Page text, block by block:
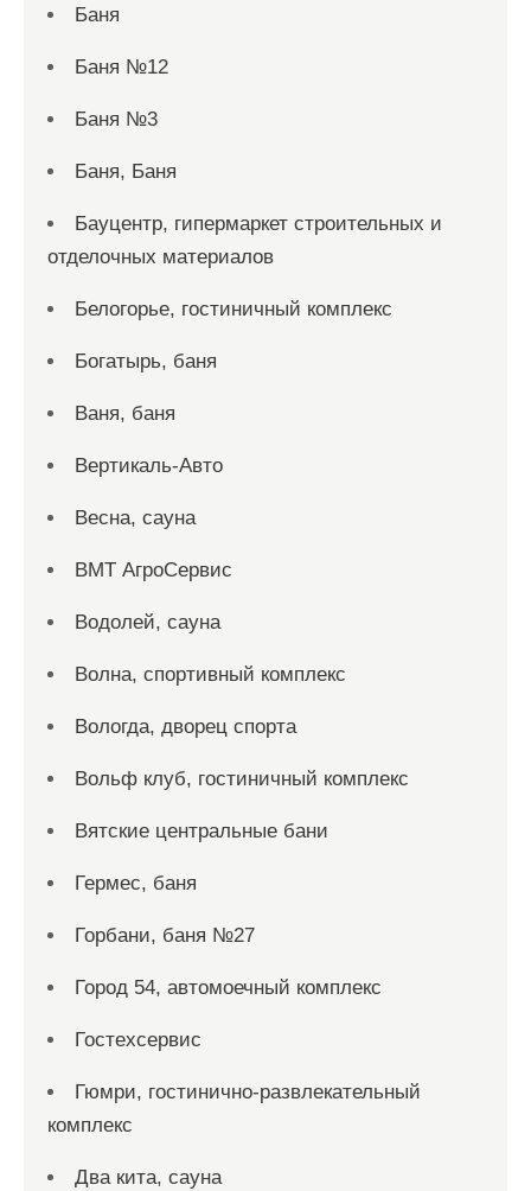
Баня
Баня №12
Баня №3
Баня, Баня
Бауцентр, гипермаркет строительных и
отделочных материалов
Белогорье, гостиничный комплекс
Богатырь, баня
Ваня, баня
Вертикаль-Авто
Весна, сауна
ВМТ АгроСервис
Водолей, сауна
Волна, спортивный комплекс
Вологда, дворец спорта
Вольф клуб, гостиничный комплекс
Вятские центральные бани
Гермес, баня
Горбани, баня №27
Город 54, автомоечный комплекс
Гостехсервис
Гюмри, гостинично-развлекательный
комплекс
Два кита, сауна